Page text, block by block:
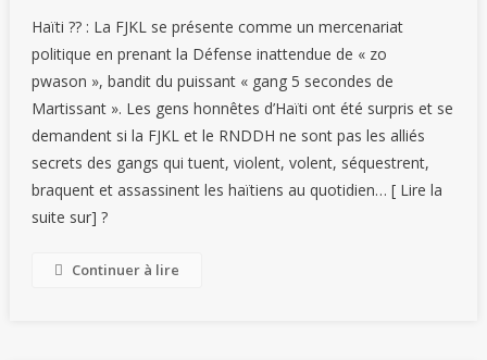
Haïti ?? : La FJKL se présente comme un mercenariat
politique en prenant la Défense inattendue de « zo
pwason », bandit du puissant « gang 5 secondes de
Martissant ». Les gens honnêtes d’Haïti ont été surpris et se
demandent si la FJKL et le RNDDH ne sont pas les alliés
secrets des gangs qui tuent, violent, volent, séquestrent,
braquent et assassinent les haïtiens au quotidien… [ Lire la
suite sur] ?
Continuer à lire